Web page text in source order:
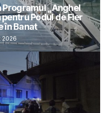
Programul „Anghel
Podul de Fier
în Banat
2026